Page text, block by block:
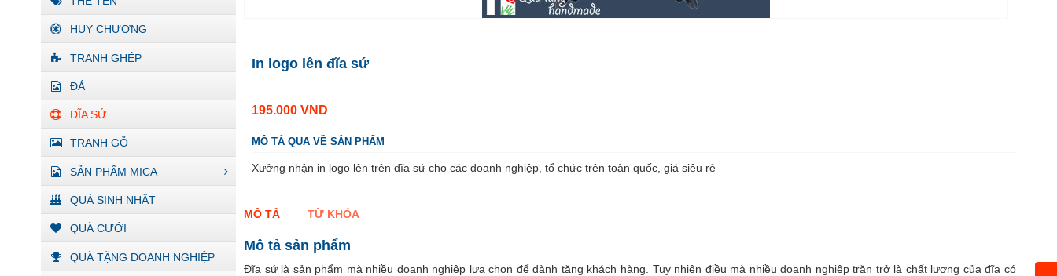
HUY CHƯƠNG
TRANH GHÉP
ĐÁ
ĐĨA SỨ
TRANH GỖ
SẢN PHẨM MICA
QUÀ SINH NHẬT
QUÀ CƯỚI
QUÀ TẶNG DOANH NGHIỆP
In logo lên đĩa sứ
195.000 VND
MÔ TẢ QUA VỀ SẢN PHẨM
Xưởng nhận in logo lên trên đĩa sứ cho các doanh nghiệp, tổ chức trên toàn quốc, giá siêu rẻ
MÔ TẢ TỪ KHÓA
Mô tả sản phẩm
Đĩa sứ là sản phẩm mà nhiều doanh nghiệp lựa chọn để dành tặng khách hàng. Tuy nhiên điều mà nhiều doanh nghiệp trăn trở là chất lượng của đĩa có